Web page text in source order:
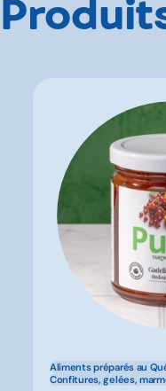
Aliments préparés au
Confitures, gelées,